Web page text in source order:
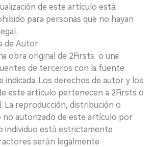
de este artículo está
para personas que no hayan
de Autor
obra original de 2Firsts o una
de terceros con la fuente
indicada. Los derechos de autor y los
este artículo pertenecen a 2Firsts o
La reproducción, distribución o
no autorizado de este artículo por
individuo está estrictamente
serán legalmente